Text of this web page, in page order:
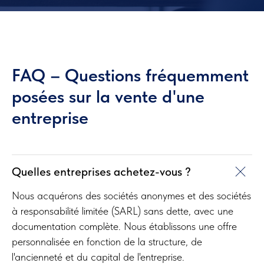
FAQ – Questions fréquemment
posées sur la vente d'une
entreprise
Quelles entreprises achetez-vous ?
Nous acquérons des sociétés anonymes et des sociétés
à responsabilité limitée (SARL) sans dette, avec une
documentation complète. Nous établissons une offre
personnalisée en fonction de la structure, de
l'ancienneté et du capital de l'entreprise.